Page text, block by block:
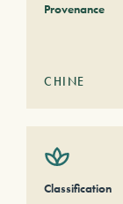
Provenance
CHINE
Classification